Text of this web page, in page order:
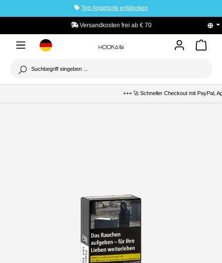
Top Angebote entdecken
Versandkosten frei ab € 70 PayPal
+++ 🚀 Schneller Checkout mit PayPal,